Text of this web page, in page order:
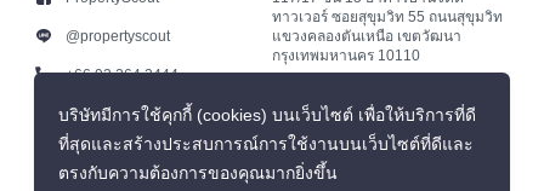
@propertyscout
+66 92 264 3444
+66 92 264 3444
contact@propertyscout.co.th
ทาวเวอร์ ซอยสุขุมวิท 55 ถนนสุขุมวิท
แขวงคลองตันเหนือ เขตวัฒนา
กรุงเทพมหานคร 10110
บริษัทมีการใช้คุกกี้ (cookies) บนเว็บไซต์ เพื่อให้บริการที่ดี
ที่สุดและสร้างประสบการณ์การใช้งานบนเว็บไซต์ที่ดีและ
ตรงกับความต้องการของคุณมากยิ่งขึ้น